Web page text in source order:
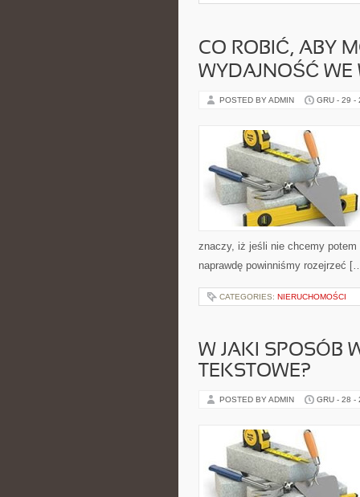
CO ROBIĆ, ABY
WYDAJNOŚĆ WE
POSTED BY ADMIN GRU - 29 -
znaczy, iż jeśli nie chcemy
naprawdę powinniśmy rozejrzeć
CATEGORIES: NIERUCHOMOŚCI
W JAKI SPOSÓB
TEKSTOWE?
POSTED BY ADMIN GRU - 28 -